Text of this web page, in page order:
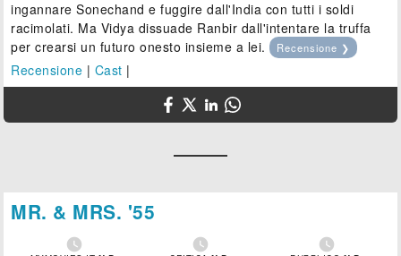
ingannare Sonechand e fuggire dall'India con tutti i soldi
racimolati. Ma Vidya dissuade Ranbir dall'intentare la truffa
per crearsi un futuro onesto insieme a lei. Recensione ❯
Recensione | Cast |
MR. & MRS. '55
  